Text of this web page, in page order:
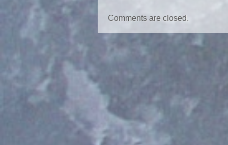
Comments are closed.